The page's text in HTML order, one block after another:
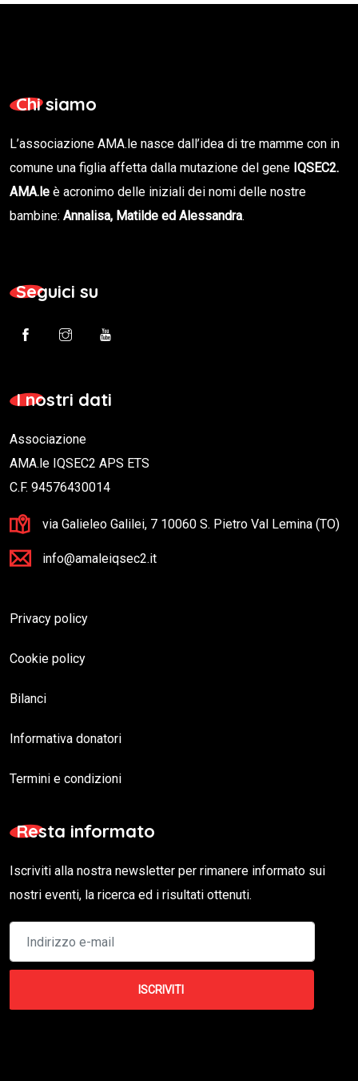
Chi siamo
L’associazione AMA.le nasce dall’idea di tre mamme con in
comune una figlia affetta dalla mutazione del gene IQSEC2.
AMA.le è acronimo delle iniziali dei nomi delle nostre
bambine: Annalisa, Matilde ed Alessandra.
Seguici su
I nostri dati
Associazione
AMA.le IQSEC2 APS ETS
C.F. 94576430014
via Galieleo Galilei, 7 10060 S. Pietro Val Lemina (TO)
info@amaleiqsec2.it
Privacy policy
Cookie policy
Bilanci
Informativa donatori
Termini e condizioni
Resta informato
Iscriviti alla nostra newsletter per rimanere informato sui
nostri eventi, la ricerca ed i risultati ottenuti.